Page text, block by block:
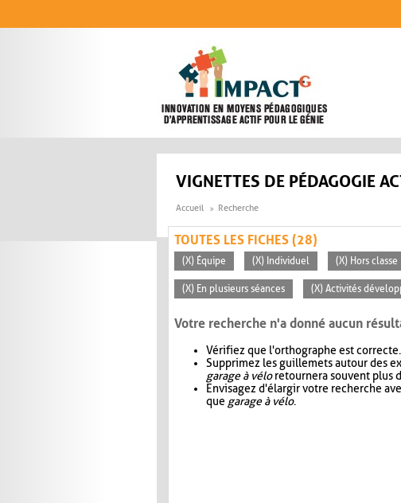
VIGNETTES DE PÉDAGOGIE
Accueil Recherche
TOUTES LES FICHES (28)
(X) Équipe (X) Individuel (X) Hors classe
(X) En plusieurs séances (X) Activités
Votre recherche n'a donné aucun
Vérifiez que l'orthographe est correcte.
Supprimez les guillemets autour des
garage à véloretournera souvent plus
Envisagez d'élargir votre recherche
que garage à vélo.